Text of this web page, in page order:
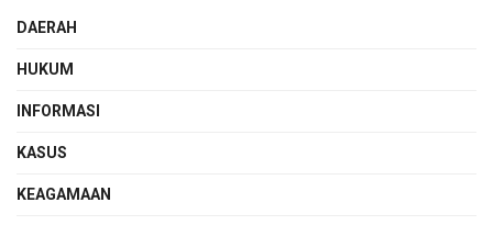
DAERAH
HUKUM
INFORMASI
KASUS
KEAGAMAAN